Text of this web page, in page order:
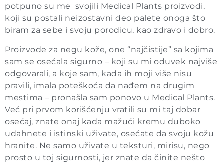
potpuno su me svojili Medical Plants proizvodi,
koji su postali neizostavni deo palete onoga što
biram za sebe i svoju porodicu, kao zdravo i dobro.
Proizvode za negu kože, one “najčistije” sa kojima
sam se osećala sigurno – koji su mi oduvek najviše
odgovarali, a koje sam, kada ih moji više nisu
pravili, imala poteškoća da nađem na drugim
mestima – pronašla sam ponovo u Medical Plants.
Već pri prvom korišćenju vratili su mi taj dobar
osećaj, znate onaj kada mažući kremu duboko
udahnete i istinski uživate, osećate da svoju kožu
hranite. Ne samo uživate u teksturi, mirisu, nego
prosto u toj sigurnosti, jer znate da činite nešto